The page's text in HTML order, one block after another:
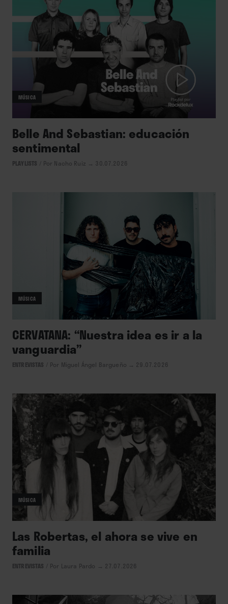
MÚSICA
Belle And Sebastian: educación
sentimental
PLAYLISTS Por Nacho Ruiz → 30.07.2026
MÚSICA
CERVATANA: “Nuestra idea es ir a la
vanguardia”
ENTREVISTAS Por Miguel Ángel Bargueño → 29.07.2026
MÚSICA
Las Robertas, el ahora se vive en
familia
ENTREVISTAS Por Laura Pardo → 27.07.2026